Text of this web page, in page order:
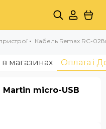
Кабель Remax RC-
в магазинах Оплата i
Martin micro-USB